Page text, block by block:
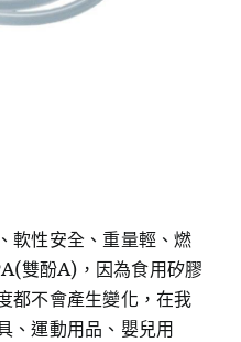
軟性安全、重量輕、燃
雙酚A)，因為食用矽膠
都不會產生變化，在我
、運動用品、嬰兒用